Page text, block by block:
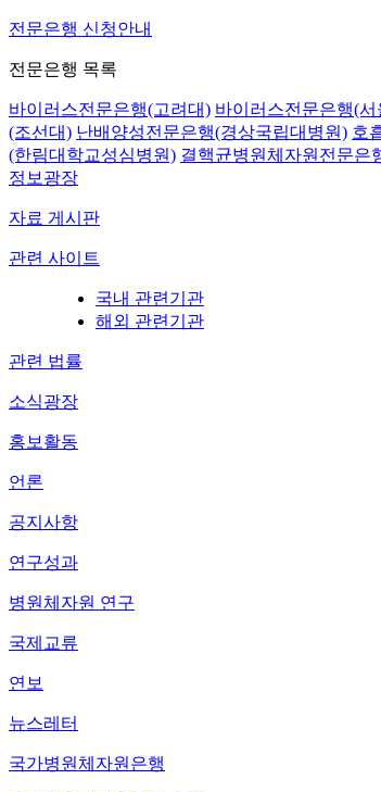
전문은행 신청안내
전문은행 목록
바이러스전문은행(고려대) 바이러스전문은행(
(조선대) 난배양성전문은행(경상국립대병원) 호
(한림대학교성심병원) 결핵균병원체자원전문은
정보광장
자료 게시판
관련 사이트
국내 관련기관
해외 관련기관
관련 법률
소식광장
홍보활동
언론
공지사항
연구성과
병원체자원 연구
국제교류
연보
뉴스레터
국가병원체자원은행